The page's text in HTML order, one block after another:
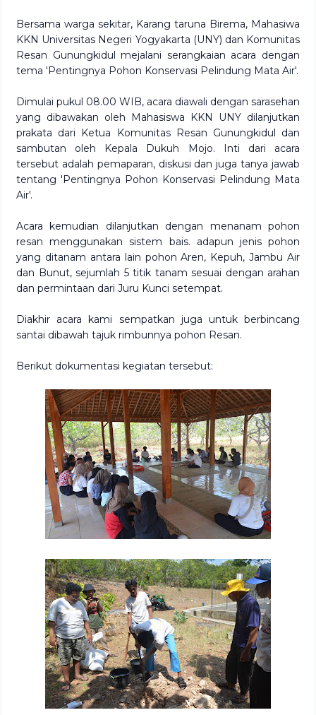
Bersama warga sekitar, Karang taruna Birema, Mahasiwa
KKN Universitas Negeri Yogyakarta (UNY) dan Komunitas
Resan Gunungkidul mejalani serangkaian acara dengan
tema 'Pentingnya Pohon Konservasi Pelindung Mata Air'.
Dimulai pukul 08.00 WIB, acara diawali dengan sarasehan
yang dibawakan oleh Mahasiswa KKN UNY dilanjutkan
prakata dari Ketua Komunitas Resan Gunungkidul dan
sambutan oleh Kepala Dukuh Mojo. Inti dari acara
tersebut adalah pemaparan, diskusi dan juga tanya jawab
tentang 'Pentingnya Pohon Konservasi Pelindung Mata
Air'.
Acara kemudian dilanjutkan dengan menanam pohon
resan menggunakan sistem bais. adapun jenis pohon
yang ditanam antara lain pohon Aren, Kepuh, Jambu Air
dan Bunut, sejumlah 5 titik tanam sesuai dengan arahan
dan permintaan dari Juru Kunci setempat.
Diakhir acara kami sempatkan juga untuk berbincang
santai dibawah tajuk rimbunnya pohon Resan.
Berikut dokumentasi kegiatan tersebut: